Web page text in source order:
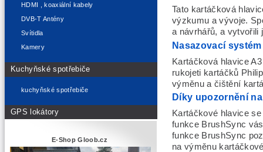
HDMI , koaxiální kabely
DVB-T Antény
Svítidla
Kamery
Kuchyňské spotřebiče
kuchyňské spotřebiče
GPS lokátory
E-Shop Gloob.cz
Tato kartáčková
výzkumu a vývoje.
a návrhářů, a vytvořili
Nasazovací
Kartáčková hlavice
rukojeti kartáčků
výměnu a čištění
Díky upozornění
Kartáčkové hlavice
funkce BrushSync
funkce BrushSync
na výměnu